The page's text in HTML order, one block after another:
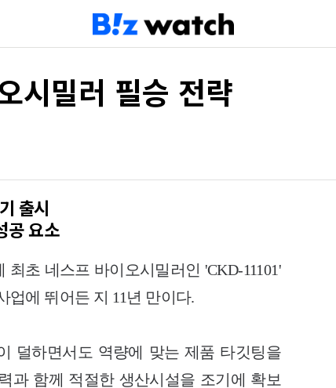
시밀러 필승 전략
출시
공 요소
초 네스프 바이오시밀러인 'CKD-11101'
업에 뛰어든 지 11년 만이다.
덜하면서도 역량에 맞는 제품 타깃팅을
과 함께 적절한 생산시설을 조기에 확보